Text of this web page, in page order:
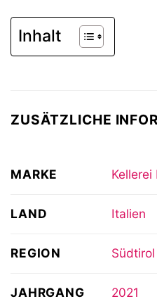
Inhalt
ZUSÄTZLICHE
MARKE Kellerei
LAND Italien
REGION Südtirol
JAHRGANG 2021